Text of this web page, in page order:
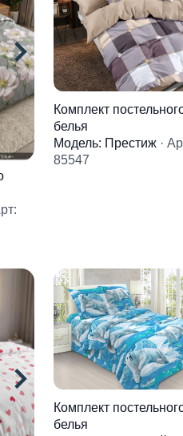
Комплект
белья
Модель: Престиж ·
85547
Комплект
белья